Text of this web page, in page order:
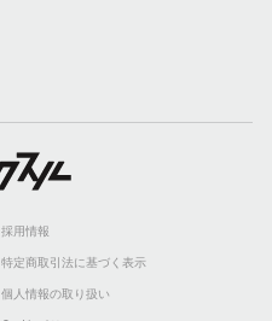
採用情報
特定商取引法に基づく表示
個人情報の取り扱い